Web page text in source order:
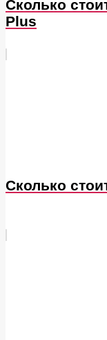
Сколько
Plus
Сколько